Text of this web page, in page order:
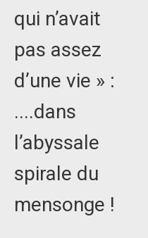
qui n’avait
pas assez
d’une vie » :
....dans
l’abyssale
spirale du
mensonge !